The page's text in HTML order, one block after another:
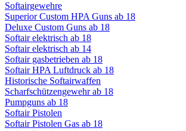
Softairgewehre
Superior Custom HPA Guns ab 18
Deluxe Custom Guns ab 18
Softair elektrisch ab 18
Softair elektrisch ab 14
Softair gasbetrieben ab 18
Softair HPA Luftdruck ab 18
Historische Softairwaffen
Scharfschützengewehr ab 18
Pumpguns ab 18
Softair Pistolen
Softair Pistolen Gas ab 18